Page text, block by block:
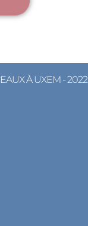
À UXEM - 2022